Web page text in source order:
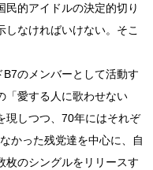
民的アイドルの決定的切り
なければいけない。そこ
のメンバーとして活動す
「愛する人に歌わせない
現しつつ、70年にはそれぞ
かった残党達を中心に、自
枚のシングルをリリースす